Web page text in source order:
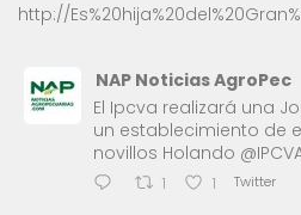
http://
NAP Noticias AgroPec
El Ipcva realizará una
un establecimiento de
novillos Holando
1 1 Twitter